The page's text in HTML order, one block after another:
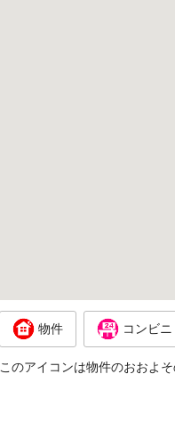
物件 コンビニ
このアイコンは物件のおおよ